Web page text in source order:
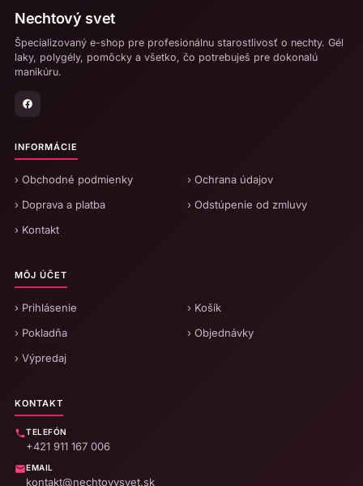
Nechtový svet
Špecializovaný e-shop pre profesionálnu starostlivosť o nechty. Gél
laky, polygély, pomôcky a všetko, čo potrebuješ pre dokonalú
manikúru.
INFORMÁCIE
› Obchodné podmienky
› Ochrana údajov
› Doprava a platba
› Odstúpenie od zmluvy
› Kontakt
MÔJ ÚČET
› Prihlásenie
› Košík
› Pokladňa
› Objednávky
› Výpredaj
KONTAKT
TELEFÓN
+421 911 167 006
EMAIL
kontakt@nechtovysvet.sk